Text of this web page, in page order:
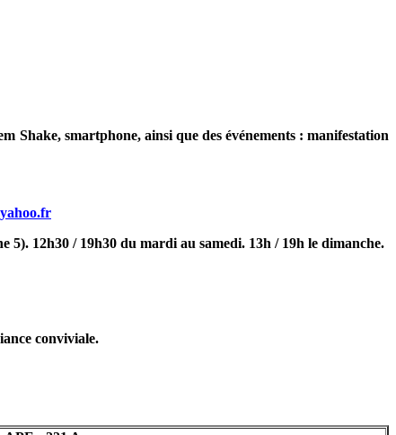
Shake, smartphone, ainsi que des événements : manifestation
12h30 / 19h30 du mardi au samedi. 13h / 19h le dimanche.
conviviale.